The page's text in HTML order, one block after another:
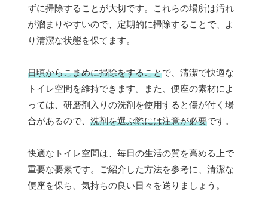
ずに掃除することが大切です。これらの場所は汚れ
が溜まりやすいので、定期的に掃除することで、よ
り清潔な状態を保てます。
日頃からこまめに掃除をすることで、清潔で快適な
トイレ空間を維持できます。また、便座の素材によ
っては、研磨剤入りの洗剤を使用すると傷が付く場
合があるので、 洗剤を選ぶ際には注意が必要です。
快適なトイレ空間は、毎日の生活の質を高める上で
重要な要素です。ご紹介した方法を参考に、清潔な
便座を保ち、気持ちの良い日々を送りましょう。